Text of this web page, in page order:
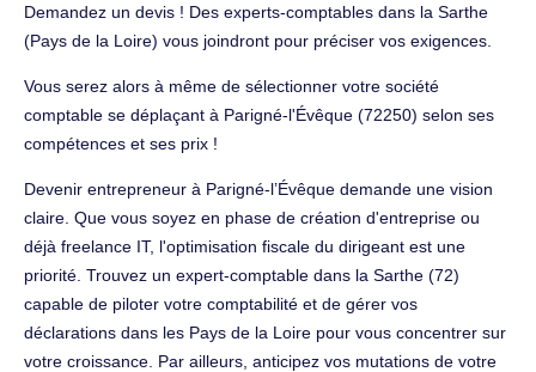
Demandez un devis ! Des experts-comptables dans la Sarthe
(Pays de la Loire) vous joindront pour préciser vos exigences.
Vous serez alors à même de sélectionner votre société
comptable se déplaçant à Parigné-l'Évêque (72250) selon ses
compétences et ses prix !
Devenir entrepreneur à Parigné-l’Évêque demande une vision
claire. Que vous soyez en phase de création d'entreprise ou
déjà freelance IT, l'optimisation fiscale du dirigeant est une
priorité. Trouvez un expert-comptable dans la Sarthe (72)
capable de piloter votre comptabilité et de gérer vos
déclarations dans les Pays de la Loire pour vous concentrer sur
votre croissance. Par ailleurs, anticipez vos mutations de votre